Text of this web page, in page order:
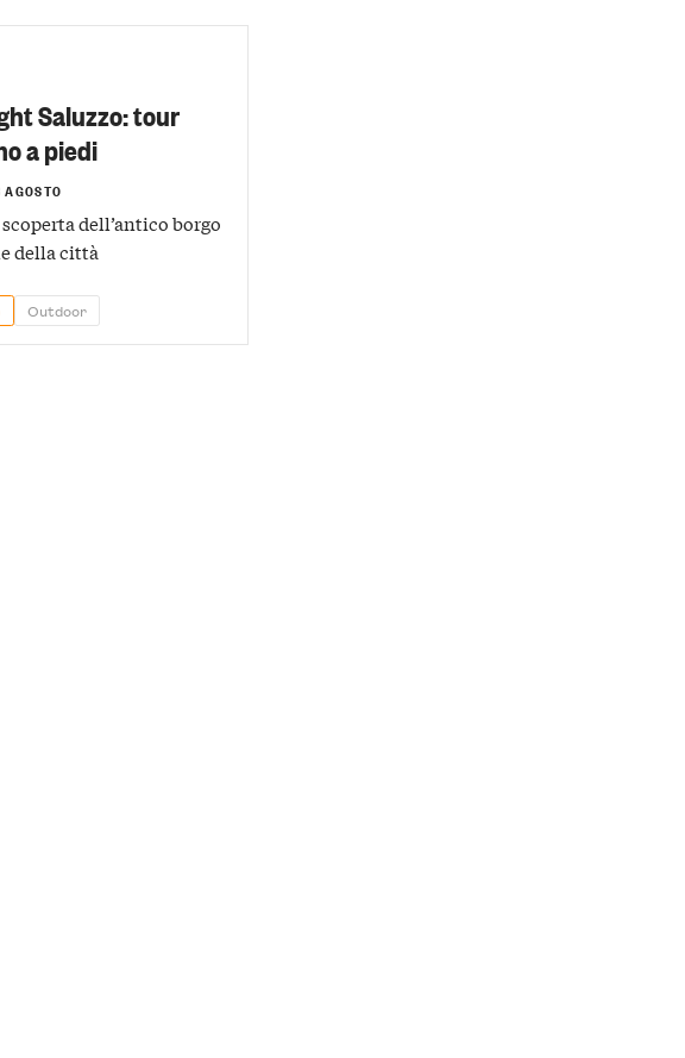
Saluzzo: tour
a piedi
dell’antico borgo
della città
Outdoor